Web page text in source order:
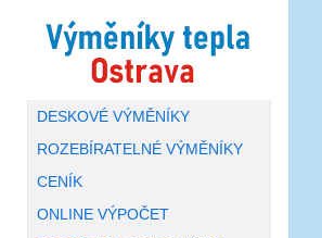
DESKOVÉ VÝMĚNÍKY
ROZEBÍRATELNÉ VÝMĚNÍKY
CENÍK
ONLINE VÝPOČET